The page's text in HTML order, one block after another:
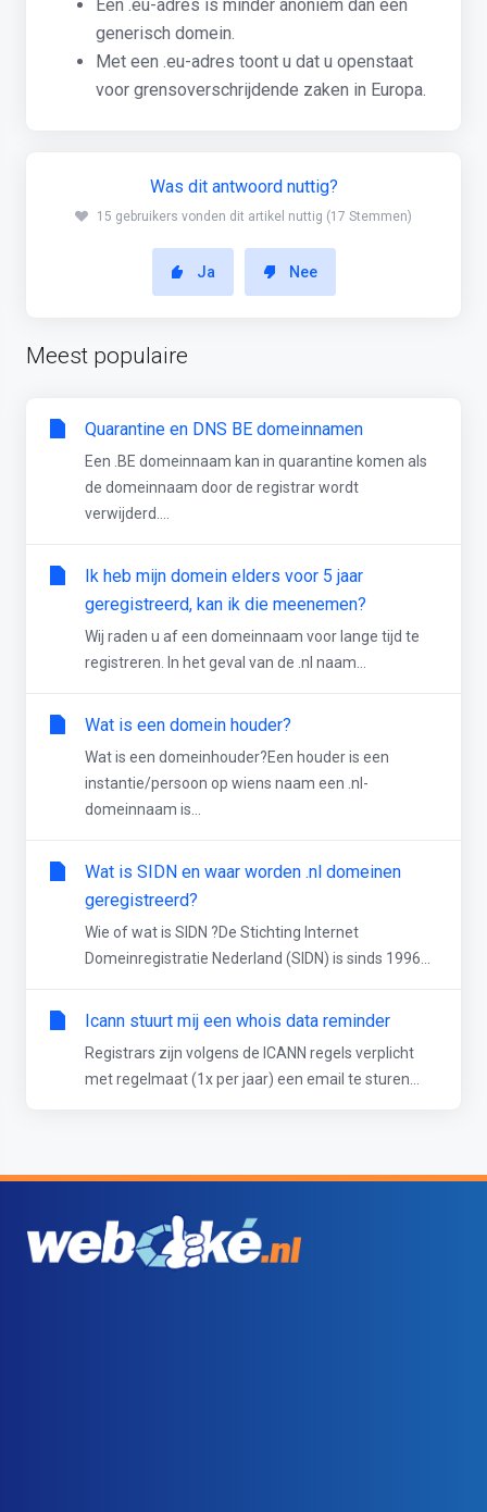
Een .eu-adres is minder anoniem dan een
generisch domein.
Met een .eu-adres toont u dat u openstaat
voor grensoverschrijdende zaken in Europa.
Was dit antwoord nuttig?
15 gebruikers vonden dit artikel nuttig (17 Stemmen)
Ja Nee
Meest populaire
Quarantine en DNS BE domeinnamen
Een .BE domeinnaam kan in quarantine komen als
de domeinnaam door de registrar wordt
verwijderd....
Ik heb mijn domein elders voor 5 jaar
geregistreerd, kan ik die meenemen?
Wij raden u af een domeinnaam voor lange tijd te
registreren. In het geval van de .nl naam...
Wat is een domein houder?
Wat is een domeinhouder?Een houder is een
instantie/persoon op wiens naam een .nl-
domeinnaam is...
Wat is SIDN en waar worden .nl domeinen
geregistreerd?
Wie of wat is SIDN ?De Stichting Internet
Domeinregistratie Nederland (SIDN) is sinds 1996...
Icann stuurt mij een whois data reminder
Registrars zijn volgens de ICANN regels verplicht
met regelmaat (1x per jaar) een email te sturen...